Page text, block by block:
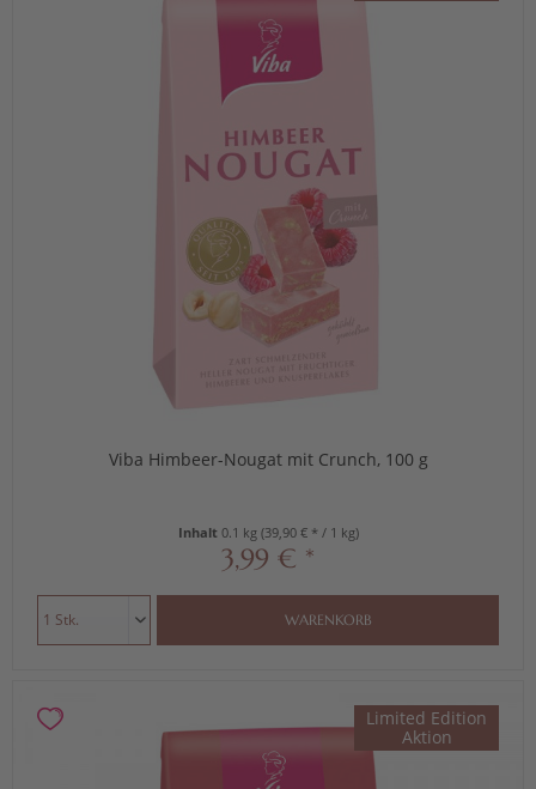
Viba Himbeer-Nougat mit Crunch, 100 g
Inhalt 0.1 kg (39,90 € * / 1 kg)
3,99 € *
WARENKORB
Limited Edition
Aktion